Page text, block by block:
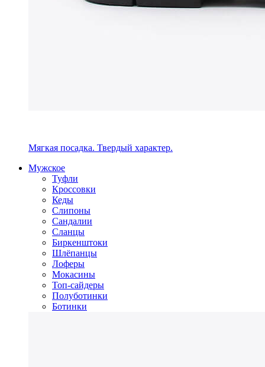
Мягкая посадка. Твердый характер.
Мужское
Туфли
Кроссовки
Кеды
Слипоны
Сандалии
Сланцы
Биркенштоки
Шлёпанцы
Лоферы
Мокасины
Топ-сайдеры
Полуботинки
Ботинки